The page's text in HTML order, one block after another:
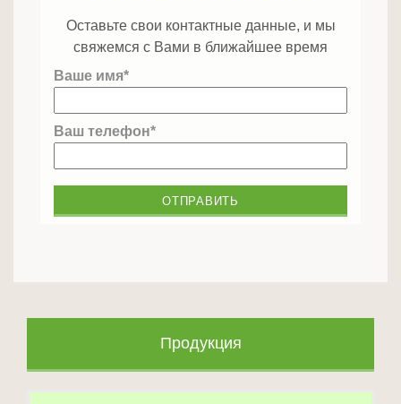
Продукция
Оставьте свои контактные данные, и мы
свяжемся с Вами в ближайшее время
Ваше имя*
Ваш телефон*